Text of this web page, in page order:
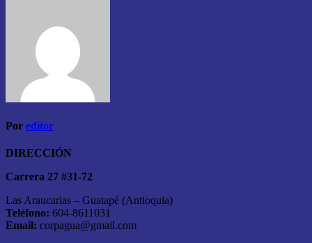
Por editor
DIRECCIÓN
Carrera 27 #31-72
Las Araucarias – Guatapé (Antioquia)
Teléfono: 604-8611031
Email: corpagua@gmail.com